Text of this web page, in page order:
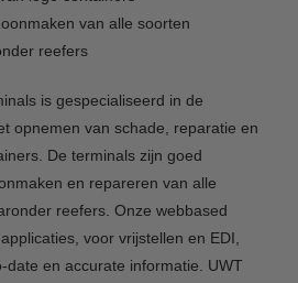
van alle soorten
reefers
is gespecialiseerd in de
opnemen van schade, reparatie en
De terminals zijn goed
en repareren van alle
reefers. Onze webbased
voor vrijstellen en EDI,
en accurate informatie. UWT